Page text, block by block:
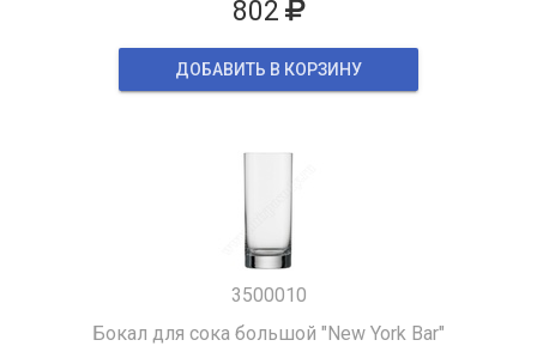
802
ДОБАВИТЬ В КОРЗИНУ
3500010
Бокал для сока большой "New York Bar"